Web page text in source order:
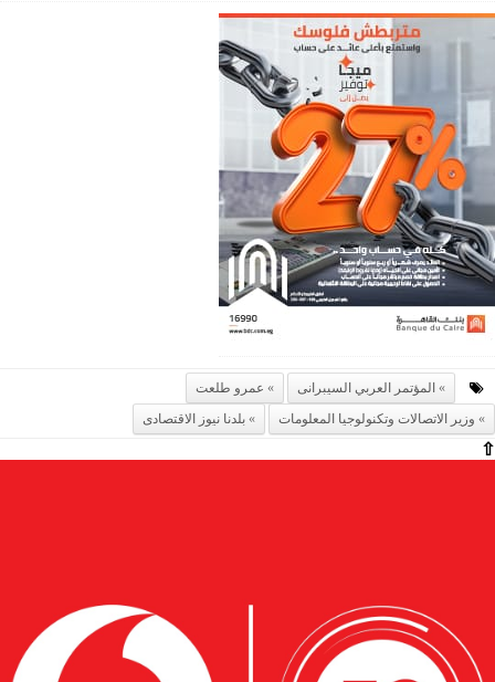
المؤتمر العربي السيبرانى
عمرو طلعت
وزير الاتصالات وتكنولوجيا المعلومات
بلدنا نيوز الاقتصادى
⇧